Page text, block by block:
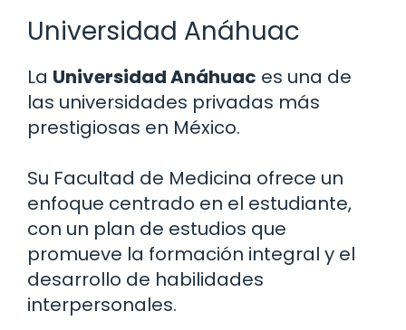
Universidad Anáhuac
La Universidad Anáhuac es una de
las universidades privadas más
prestigiosas en México.
Su Facultad de Medicina ofrece un
enfoque centrado en el estudiante,
con un plan de estudios que
promueve la formación integral y el
desarrollo de habilidades
interpersonales.